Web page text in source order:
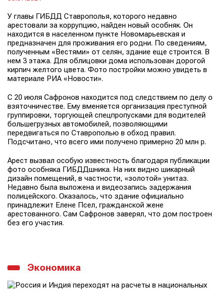
У главы ГИБДД Ставрополья, которого недавно
арестовали за коррупцию, найден новый особняк. Он
находится в населенном пункте Новомарьевская и
предназначен для проживания его родни. По сведениям,
полученным «Вестями» от селян, здание еще строится. В
нем 3 этажа. Для облицовки дома использован дорогой
кирпич желтого цвета. Фото постройки можно увидеть в
материале РИА «Новости».
С 20 июля Сафронов находится под следствием по делу о
взяточничестве. Ему вменяется организация преступной
группировки, торгующей спецпропусками для водителей
большегрузных автомобилей, позволяющими
передвигаться по Ставрополью в обход правил.
Подсчитано, что всего ими получено примерно 20 млн р.
Арест вызвал особую известность благодаря публикации
фото особняка ГИБДДшника. На них видно шикарный
дизайн помещений, в частности, «золотой» унитаз.
Недавно была выложена и видеозапись задержания
полицейского. Оказалось, что здание официально
принадлежит Елене Псел, гражданской жене
арестованного. Сам Сафронов заверял, что дом построен
без его участия.
Экономика